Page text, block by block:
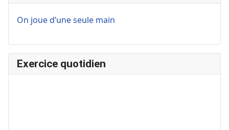
On joue d’une seule main
Exercice quotidien